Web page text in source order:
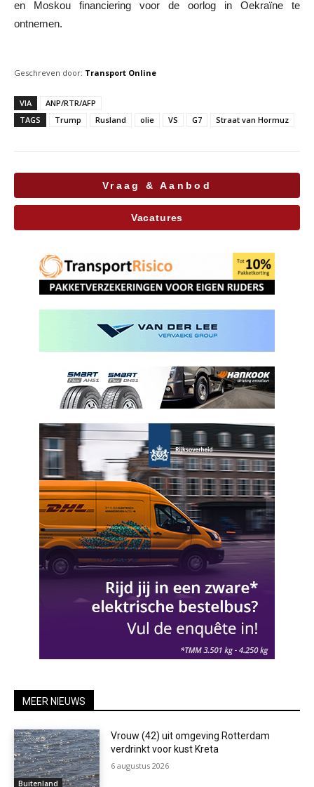
en Moskou financiering voor de oorlog in Oekraïne te
ontnemen.
Geschreven door: Transport Online
VIA
ANP/RTR/AFP
TAGS
Trump Rusland olie VS G7 Straat van Hormuz
Vraag & Aanbod
Vacatures
MEER NIEUWS
Buitenland
Vrouw (42) uit omgeving Rotterdam
verdrinkt voor kust Kreta
6 augustus 2026